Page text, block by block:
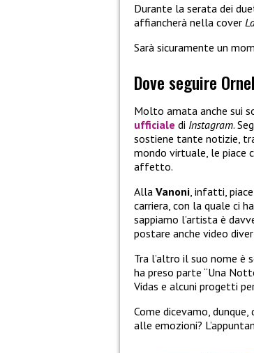
Durante la serata dei
affiancherà nella cover
Sarà sicuramente un
Dove seguire
Molto amata anche sui
ufficiale di Instagram.
sostiene tante notizie,
mondo virtuale, le piace
affetto.
Alla Vanoni , infatti,
carriera, con la quale ci
sappiamo l’artista è
postare anche video
Tra l’altro il suo nome è
ha preso parte “Una
Vidas e alcuni progetti
Come dicevamo, dunque,
alle emozioni?